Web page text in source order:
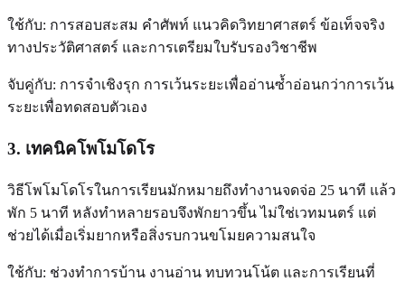
ใช้กับ: การสอบสะสม คำศัพท์ แนวคิดวิทยาศาสตร์ ข้อเท็จจริง
ทางประวัติศาสตร์ และการเตรียมใบรับรองวิชาชีพ
จับคู่กับ: การจำเชิงรุก การเว้นระยะเพื่ออ่านซ้ำอ่อนกว่าการเว้น
ระยะเพื่อทดสอบตัวเอง
3. เทคนิคโพโมโดโร
วิธีโพโมโดโรในการเรียนมักหมายถึงทำงานจดจ่อ 25 นาที แล้ว
พัก 5 นาที หลังทำหลายรอบจึงพักยาวขึ้น ไม่ใช่เวทมนตร์ แต่
ช่วยได้เมื่อเริ่มยากหรือสิ่งรบกวนขโมยความสนใจ
ใช้กับ: ช่วงทำการบ้าน งานอ่าน ทบทวนโน้ต และการเรียนที่